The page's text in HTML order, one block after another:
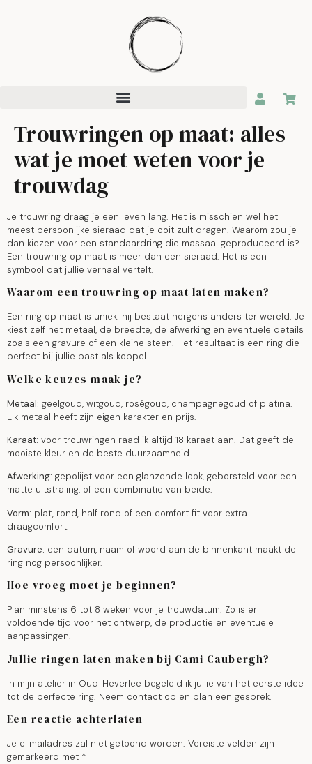
Trouwringen op maat: alles
wat je moet weten voor je
trouwdag
Je trouwring draag je een leven lang. Het is misschien wel het
meest persoonlijke sieraad dat je ooit zult dragen. Waarom zou je
dan kiezen voor een standaardring die massaal geproduceerd is?
Een trouwring op maat is meer dan een sieraad. Het is een
symbool dat jullie verhaal vertelt.
Waarom een trouwring op maat laten maken?
Een ring op maat is uniek: hij bestaat nergens anders ter wereld. Je
kiest zelf het metaal, de breedte, de afwerking en eventuele details
zoals een gravure of een kleine steen. Het resultaat is een ring die
perfect bij jullie past als koppel.
Welke keuzes maak je?
Metaal: geelgoud, witgoud, roségoud, champagnegoud of platina.
Elk metaal heeft zijn eigen karakter en prijs.
Karaat: voor trouwringen raad ik altijd 18 karaat aan. Dat geeft de
mooiste kleur en de beste duurzaamheid.
Afwerking: gepolijst voor een glanzende look, geborsteld voor een
matte uitstraling, of een combinatie van beide.
Vorm: plat, rond, half rond of een comfort fit voor extra
draagcomfort.
Gravure: een datum, naam of woord aan de binnenkant maakt de
ring nog persoonlijker.
Hoe vroeg moet je beginnen?
Plan minstens 6 tot 8 weken voor je trouwdatum. Zo is er
voldoende tijd voor het ontwerp, de productie en eventuele
aanpassingen.
Jullie ringen laten maken bij Cami Caubergh?
In mijn atelier in Oud-Heverlee begeleid ik jullie van het eerste idee
tot de perfecte ring. Neem contact op en plan een gesprek.
Een reactie achterlaten
Je e-mailadres zal niet getoond worden. Vereiste velden zijn
gemarkeerd met *